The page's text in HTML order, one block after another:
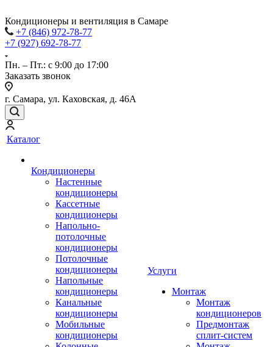
Кондиционеры и вентиляция в Самаре
+7 (846) 972-78-77
+7 (927) 692-78-77
Пн. – Пт.: с 9:00 до 17:00
Заказать звонок
г. Самара, ул. Каховская, д. 46А
Каталог
Кондиционеры
Настенные
кондиционеры
Кассетные
кондиционеры
Напольно-
потолочные
кондиционеры
Потолочные
кондиционеры
Напольные
кондиционеры
Канальные
кондиционеры
Мобильные
кондиционеры
Услуги
Монтаж
Монтаж
кондиционеров
Предмонтаж
сплит-систем